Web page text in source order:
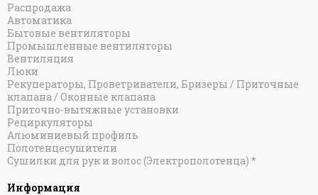
Распродажа
Автоматика
Бытовые вентиляторы
Промышленные вентиляторы
Вентиляция
Люки
Рекуператоры, Проветриватели, Бризеры / Приточные
клапана / Оконные клапана
Приточно-вытяжные установки
Рециркуляторы
Алюминиевый профиль
Полотенцесушители
Сушилки для рук и волос (Электрополотенца) *
Информация